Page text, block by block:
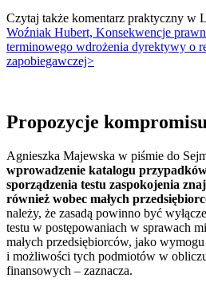
Czytaj także komentarz praktyczny w
Woźniak Hubert, Konsekwencje
terminowego wdrożenia dyrektywy o
zapobiegawczej>
Propozycje kompromisu
Agnieszka Majewska w piśmie do
wprowadzenie katalogu
sporządzenia testu zaspokojenia
również wobec małych
należy, że zasadą powinno być
testu w postępowaniach w sprawach
małych przedsiębiorców, jako
i możliwości tych podmiotów w
finansowych – zaznacza.